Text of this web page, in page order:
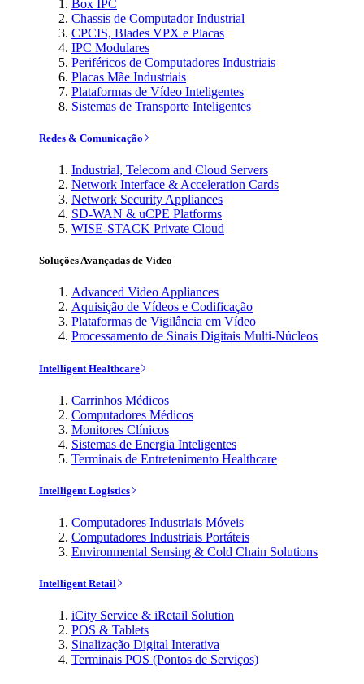
Box IPC
Chassis de Computador Industrial
CPCIS, Blades VPX e Placas
IPC Modulares
Periféricos de Computadores Industriais
Placas Mãe Industriais
Plataformas de Vídeo Inteligentes
Sistemas de Transporte Inteligentes
Redes & Comunicação
Industrial, Telecom and Cloud Servers
Network Interface & Acceleration Cards
Network Security Appliances
SD-WAN & uCPE Platforms
WISE-STACK Private Cloud
Soluções Avançadas de Vídeo
Advanced Video Appliances
Aquisição de Vídeos e Codificação
Plataformas de Vigilância em Vídeo
Processamento de Sinais Digitais Multi-Núcleos
Intelligent Healthcare
Carrinhos Médicos
Computadores Médicos
Monitores Clínicos
Sistemas de Energia Inteligentes
Terminais de Entretenimento Healthcare
Intelligent Logistics
Computadores Industriais Móveis
Computadores Industriais Portáteis
Environmental Sensing & Cold Chain Solutions
Intelligent Retail
iCity Service & iRetail Solution
POS & Tablets
Sinalização Digital Interativa
Terminais POS (Pontos de Serviços)